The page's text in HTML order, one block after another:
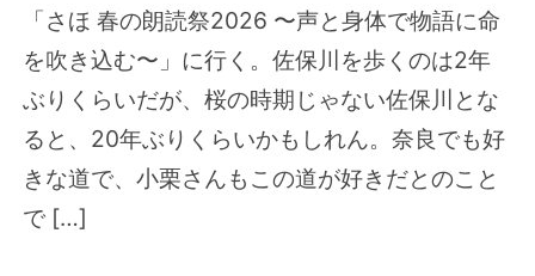
「さほ 春の朗読祭2026 〜声と身体で物語に命
を吹き込む〜」に行く。佐保川を歩くのは2年
ぶりくらいだが、桜の時期じゃない佐保川とな
ると、20年ぶりくらいかもしれん。奈良でも好
きな道で、小栗さんもこの道が好きだとのこと
で […]